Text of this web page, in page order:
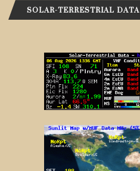
SOLAR-TERRESTRIAL DATA